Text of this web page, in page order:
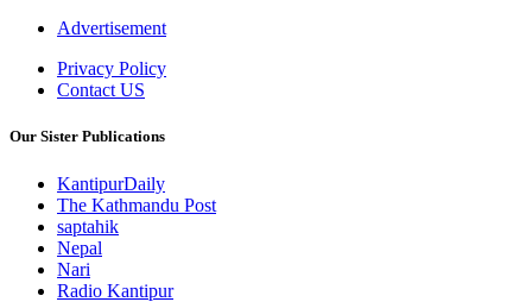
Advertisement
Privacy Policy
Contact US
Our Sister Publications
KantipurDaily
The Kathmandu Post
saptahik
Nepal
Nari
Radio Kantipur